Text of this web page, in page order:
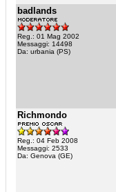
badlands
Reg.: 01 Mag 2002
Messaggi: 14498
Da: urbania (PS)
Richmondo
Reg.: 04 Feb 2008
Messaggi: 2533
Da: Genova (GE)